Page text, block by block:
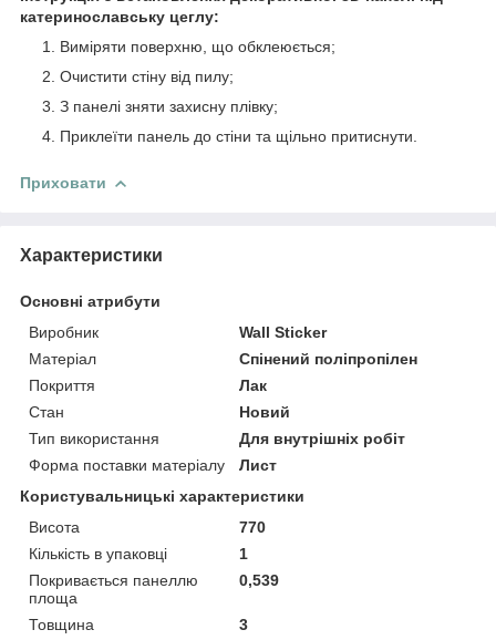
катеринославську цеглу:
Виміряти поверхню, що обклеюється;
Очистити стіну від пилу;
З панелі зняти захисну плівку;
Приклеїти панель до стіни та щільно притиснути.
Приховати
Характеристики
Основні атрибути
Виробник
Wall Sticker
Матеріал
Спінений поліпропілен
Покриття
Лак
Стан
Новий
Тип використання
Для внутрішніх робіт
Форма поставки матеріалу
Лист
Користувальницькі характеристики
Висота
770
Кількість в упаковці
1
Покривається панеллю
площа
0,539
Товщина
3